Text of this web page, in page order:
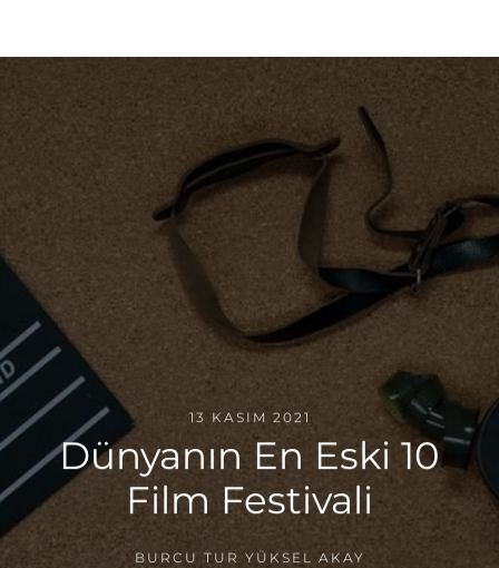
13 KASIM 2021
Dünyanın En Eski 10
Film Festivali
BURCU TUR YÜKSEL AKAY